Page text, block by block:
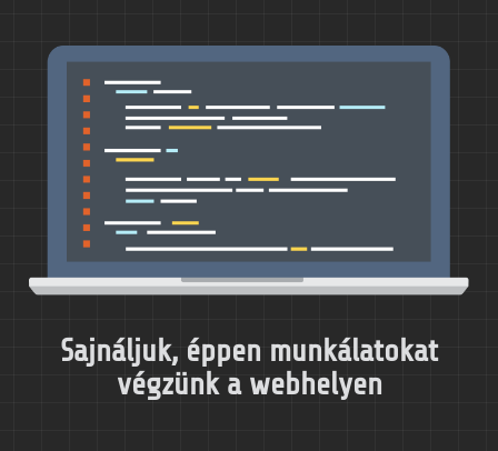
Sajnáljuk, éppen munkálatokat
végzünk a webhelyen